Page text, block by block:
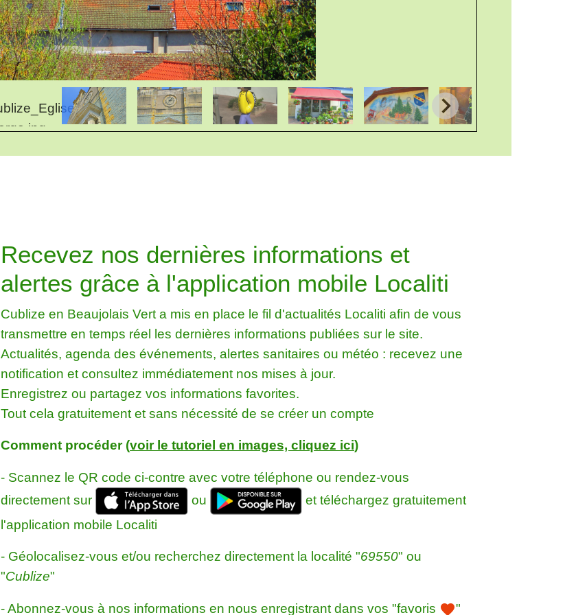
Recevez nos dernières informations et
alertes grâce à l'application mobile Localiti
Cublize en Beaujolais Vert a mis en place le fil d'actualités Localiti afin de vous
transmettre en temps réel les dernières informations publiées sur le site.
Actualités, agenda des événements, alertes sanitaires ou météo : recevez une
notification et consultez immédiatement nos mises à jour.
Enregistrez ou partagez vos informations favorites.
Tout cela gratuitement et sans nécessité de se créer un compte
Comment procéder (voir le tutoriel en images, cliquez ici)
- Scannez le QR code ci-contre avec votre téléphone ou rendez-vous
directement sur
ou
et téléchargez gratuitement
l'application mobile Localiti
- Géolocalisez-vous et/ou recherchez directement la localité "69550" ou
"Cublize"
- Abonnez-vous à nos informations en nous enregistrant dans vos "favoris favorite"